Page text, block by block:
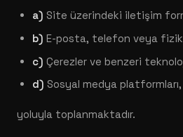
a) Site üzerindeki iletişim
b) E-posta, telefon veya
c) Çerezler ve benzeri
d) Sosyal medya platformları,
yoluyla toplanmaktadır.